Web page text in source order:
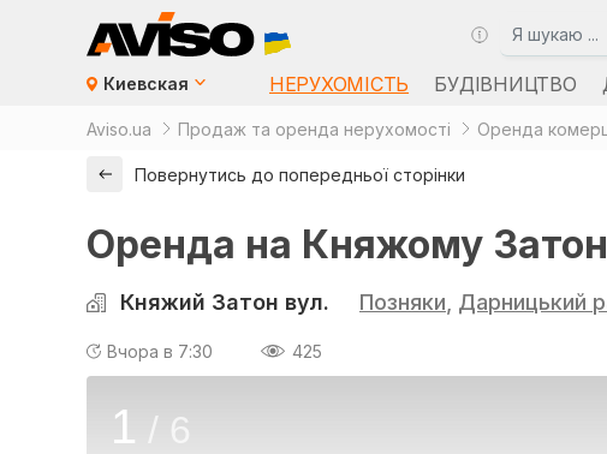
Киевская НЕРУХОМІСТЬ БУДІВНИЦТВО
Aviso.ua Продаж та оренда нерухомості Оренда
Повернутись до попередньої сторінки
Оренда на Княжому
Княжий Затон вул. Позняки Дарницький
Вчора в 7:30 425
1 / 6